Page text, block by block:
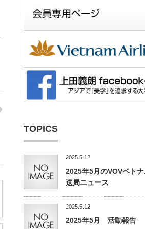
TOPICS
2025.5.12
2025年5月のVOVベト
送局ニュース
2025.5.12
2025年5月 活動報告